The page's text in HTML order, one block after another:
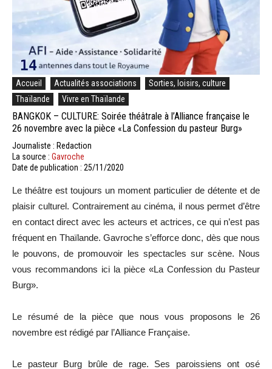
Accueil Actualités associations
Sorties, loisirs, culture
Thaïlande
Vivre en Thaïlande
BANGKOK – CULTURE: Soirée théâtrale à l’Alliance française le
26 novembre avec la pièce «La Confession du pasteur Burg»
Journaliste : Redaction
La source : Gavroche
Date de publication : 25/11/2020
Le théâtre est toujours un moment particulier de détente et de
plaisir culturel. Contrairement au cinéma, il nous permet d’être
en contact direct avec les acteurs et actrices, ce qui n’est pas
fréquent en Thaïlande. Gavroche s’efforce donc, dès que nous
le pouvons, de promouvoir les spectacles sur scène. Nous
vous recommandons ici la pièce «La Confession du Pasteur
Burg».
Le résumé de la pièce que nous vous proposons le 26
novembre est rédigé par l’Alliance Française.
Le pasteur Burg brûle de rage. Ses paroissiens ont osé